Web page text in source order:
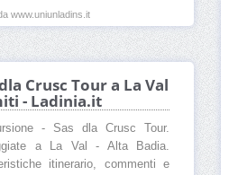
www.uniunladins.it
Crusc Tour a La Val
- Ladinia.it
- Sas dla Crusc Tour.
a La Val - Alta Badia.
itinerario, commenti e